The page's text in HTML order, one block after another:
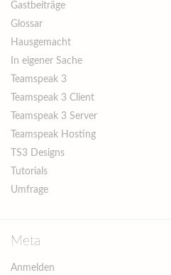
Gastbeiträge
Glossar
Hausgemacht
In eigener Sache
Teamspeak 3
Teamspeak 3 Client
Teamspeak 3 Server
Teamspeak Hosting
TS3 Designs
Tutorials
Umfrage
Meta
Anmelden